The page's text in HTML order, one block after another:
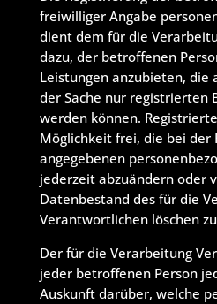
freiwilliger Angabe
dient dem für die
dazu, der betroffenen
Leistungen anzubieten, die
der Sache nur registrierten
werden können.
Möglichkeit frei, die bei der
angegebenen
jederzeit abzuändern oder
Datenbestand des für die
Verantwortlichen löschen
Der für die Verarbeitung
jeder betroffenen Person
Auskunft darüber, welche